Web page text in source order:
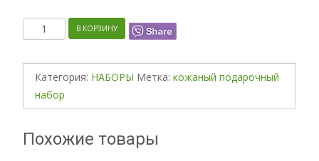
КоличествоВ КОРЗИНУ
Категория: НАБОРЫ Метка: кожаный подарочный
набор
Похожие товары